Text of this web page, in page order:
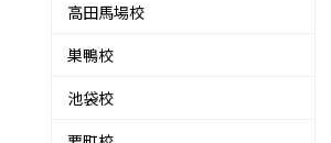
高田馬場校
巣鴨校
池袋校